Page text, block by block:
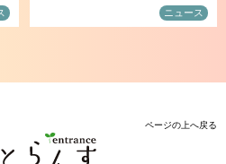
ニュース
ページの上へ戻る